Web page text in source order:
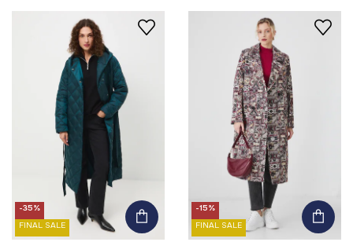
-35%
FINAL SALE
-15%
FINAL SALE